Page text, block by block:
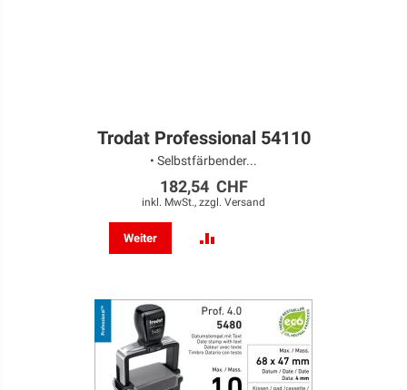
Trodat Professional 54110
• Selbstfärbender...
182,54 CHF
inkl. MwSt., zzgl. Versand
Weiter
HINZUFÜGEN